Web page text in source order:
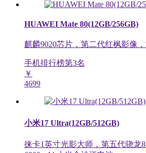
HUAWEI Mate 80(12GB/256GB)
麒麟9020芯片，第二代红枫影像
手机排行榜第3名
￥
4699
小米17 Ultra(12GB/512GB)
徕卡1英寸光影大师，第五代骁龙